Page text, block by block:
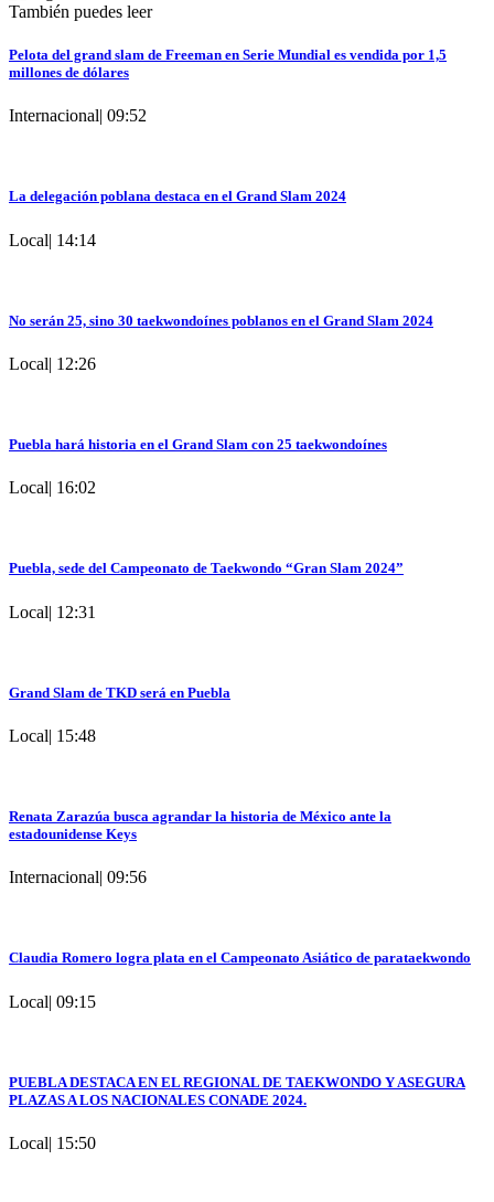
También puedes leer
Pelota del grand slam de Freeman en Serie Mundial es vendida por 1,5
millones de dólares
Internacional| 09:52
La delegación poblana destaca en el Grand Slam 2024
Local| 14:14
No serán 25, sino 30 taekwondoínes poblanos en el Grand Slam 2024
Local| 12:26
Puebla hará historia en el Grand Slam con 25 taekwondoínes
Local| 16:02
Puebla, sede del Campeonato de Taekwondo “Gran Slam 2024”
Local| 12:31
Grand Slam de TKD será en Puebla
Local| 15:48
Renata Zarazúa busca agrandar la historia de México ante la
estadounidense Keys
Internacional| 09:56
Claudia Romero logra plata en el Campeonato Asiático de parataekwondo
Local| 09:15
PUEBLA DESTACA EN EL REGIONAL DE TAEKWONDO Y ASEGURA
PLAZAS A LOS NACIONALES CONADE 2024.
Local| 15:50